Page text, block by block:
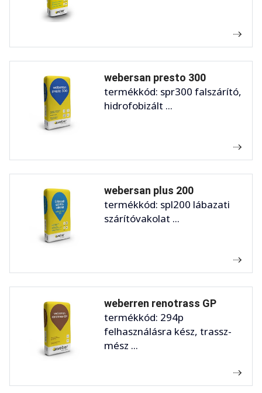
webersan presto 300
termékkód: spr300 falszárító,
hidrofobizált ...
webersan plus 200
termékkód: spl200 lábazati
szárítóvakolat ...
weberren renotrass GP
termékkód: 294p
felhasználásra kész, trassz-
mész ...